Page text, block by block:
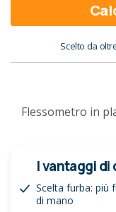
Scelto da
Flessometro in
I vantaggi
Scelta furba: più
di mano